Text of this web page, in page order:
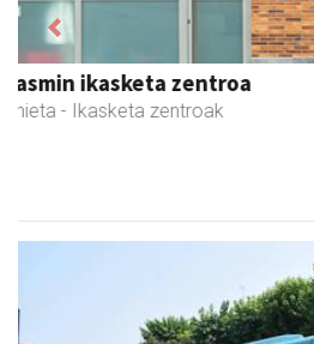
Itxaspe
Urnieta - Frutategiak
Previous